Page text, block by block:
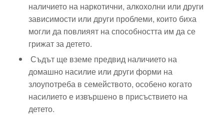
наличието на наркотични, алкохолни или други
зависимости или други проблеми, които биха
могли да повлияят на способността им да се
грижат за детето.
Съдът ще вземе предвид наличието на
домашно насилие или други форми на
злоупотреба в семейството, особено когато
насилието е извършено в присъствието на
детето.